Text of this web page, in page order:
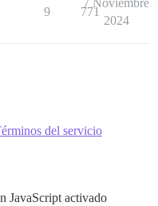
9 771
7 Noviembre
2024
del servicio
JavaScript activado